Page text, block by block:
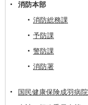
消防本部
消防総務課
予防課
警防課
消防署
国民健康保険成羽病院